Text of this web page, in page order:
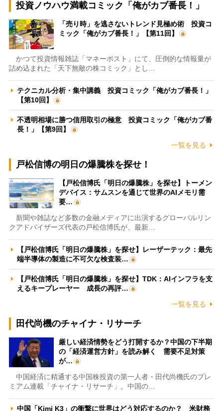
投資ノウハウ満載コミック「俺がカブ番長！」
「売り時」を逃さないトレンド見極め術 投資コ
ミック「俺がカブ番長！」【第11回】
かつて投資情報雑誌「マネーポスト」にて、圧倒的な情報量が
詰め込まれた「天下無敵の株コミック」とし…
テクニカル分析・集中講義 投資コミック「俺がカブ番長！」
【第10回】
不透明相場に勝つ信用取引の極意 投資コミック「俺がカブ番
長！」【第9回】
一覧を見る
戸松信博の明日の爆騰株を探せ！
【戸松信博氏「明日の爆騰株」を探せ】トーメン
デバイス：サムスンを通じて世界のAIメモリ需
要…
新聞や雑誌など多数の金融メディアに出演するグローバルリン
クアドバイザーズ代表の戸松信博氏が、最新…
【戸松信博氏「明日の爆騰株」を探せ】レーザーテック：最先
端半導体の製造に不可欠な検査装…
【戸松信博氏「明日の爆騰株」を探せ】TDK：AIインフラを支
えるキープレーヤー 成長の再評…
一覧を見る
田代尚機のチャイナ・リサーチ
厳しい経済情勢をどう打開するか？中国の下半期
の「経済運営方針」を読み解く 需要不足対策
が…
中国経済に精通する中国株投資の第一人者・田代尚機氏のプレ
ミアム連載「チャイナ・リサーチ」。中国の…
中国「Kimi K3」の衝撃に世界はどう対応するのか？ 米財務